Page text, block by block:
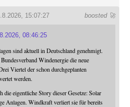
boosted 🚀
15:07:27
08:46:25
sind aktuell in Deutschland genehmigt.
Windenergie die neue
Viertel der schon durchgeplanten
werden.
eigentliche Story dieser Gesetze: Solar
Anlagen. Windkraft verliert sie für bereits